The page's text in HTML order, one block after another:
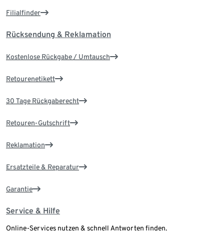
Filialfinder
Rücksendung & Reklamation
Kostenlose Rückgabe / Umtausch
Retourenetikett
30 Tage Rückgaberecht
Retouren-Gutschrift
Reklamation
Ersatzteile & Reparatur
Garantie
Service & Hilfe
Online-Services nutzen & schnell Antworten finden.